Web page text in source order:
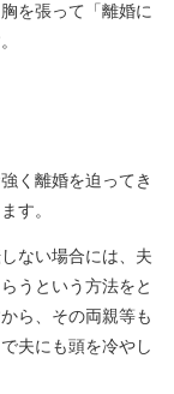
を張って「離婚に
く離婚を迫ってき
す。
ない場合には、夫
うという方法をと
ら、その両親等も
夫にも頭を冷やし